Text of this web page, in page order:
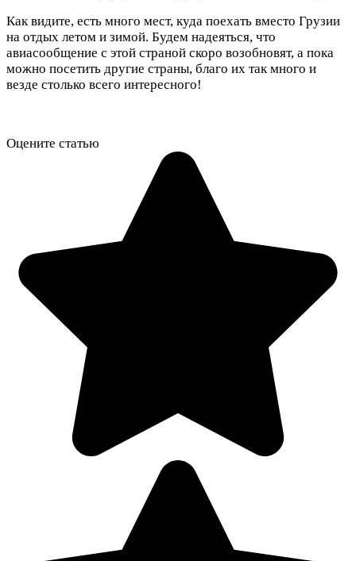
Как видите, есть много мест, куда поехать вместо Грузии
на отдых летом и зимой. Будем надеяться, что
авиасообщение с этой страной скоро возобновят, а пока
можно посетить другие страны, благо их так много и
везде столько всего интересного!
Оцените статью